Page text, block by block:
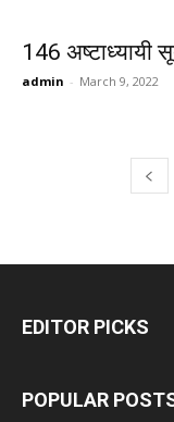
146 अष्टाध्यायी
admin - March 9, 2022
EDITOR PICKS
POPULAR